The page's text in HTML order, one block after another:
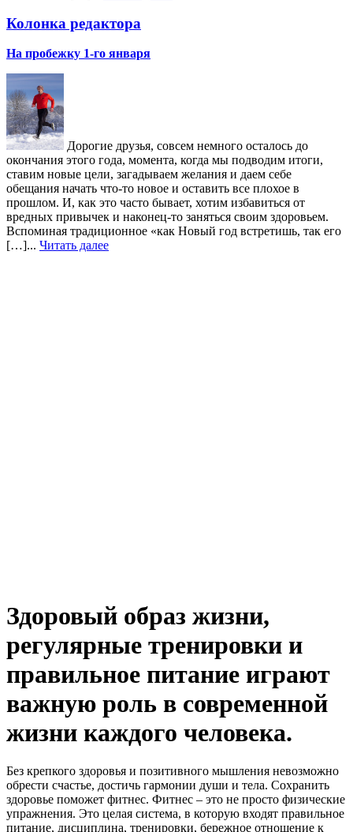
Колонка редактора
На пробежку 1-го января
Дорогие друзья, совсем немного осталось до
окончания этого года, момента, когда мы подводим итоги,
ставим новые цели, загадываем желания и даем себе
обещания начать что-то новое и оставить все плохое в
прошлом. И, как это часто бывает, хотим избавиться от
вредных привычек и наконец-то заняться своим здоровьем.
Вспоминая традиционное «как Новый год встретишь, так его
[…]... Читать далее
Здоровый образ жизни,
регулярные тренировки и
правильное питание играют
важную роль в современной
жизни каждого человека.
Без крепкого здоровья и позитивного мышления невозможно
обрести счастье, достичь гармонии души и тела. Сохранить
здоровье поможет фитнес. Фитнес – это не просто физические
упражнения. Это целая система, в которую входят правильное
питание, дисциплина, тренировки, бережное отношение к